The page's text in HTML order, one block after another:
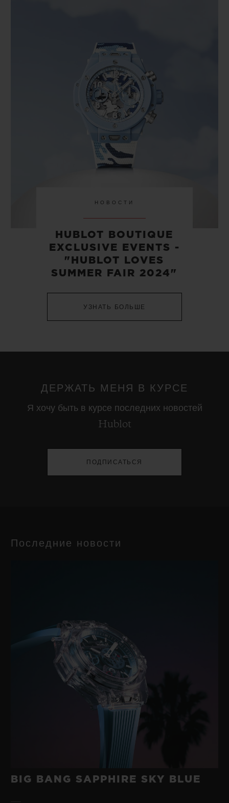
НОВОСТИ
HUBLOT BOUTIQUE
EXCLUSIVE EVENTS -
"HUBLOT LOVES
SUMMER FAIR 2024"
УЗНАТЬ БОЛЬШЕ
ДЕРЖАТЬ МЕНЯ В КУРСЕ
Я хочу быть в курсе последних новостей
Hublot
ПОДПИСАТЬСЯ
Последние новости
BIG BANG SAPPHIRE SKY BLUE